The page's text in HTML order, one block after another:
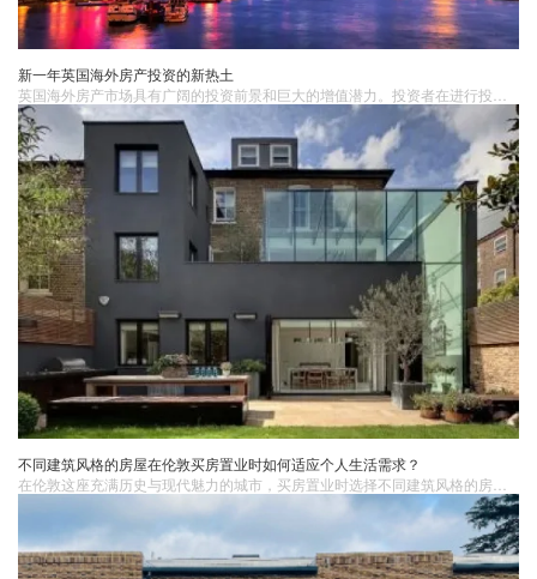
新一年英国海外房产投资的新热土
不同建筑风格的房屋在伦敦买房置业时如何适应个人生活需求？